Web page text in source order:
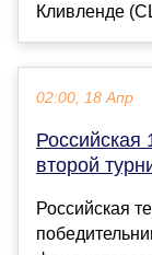
Кливленде
02:00, 18 Апр
Российская
второй
Российская